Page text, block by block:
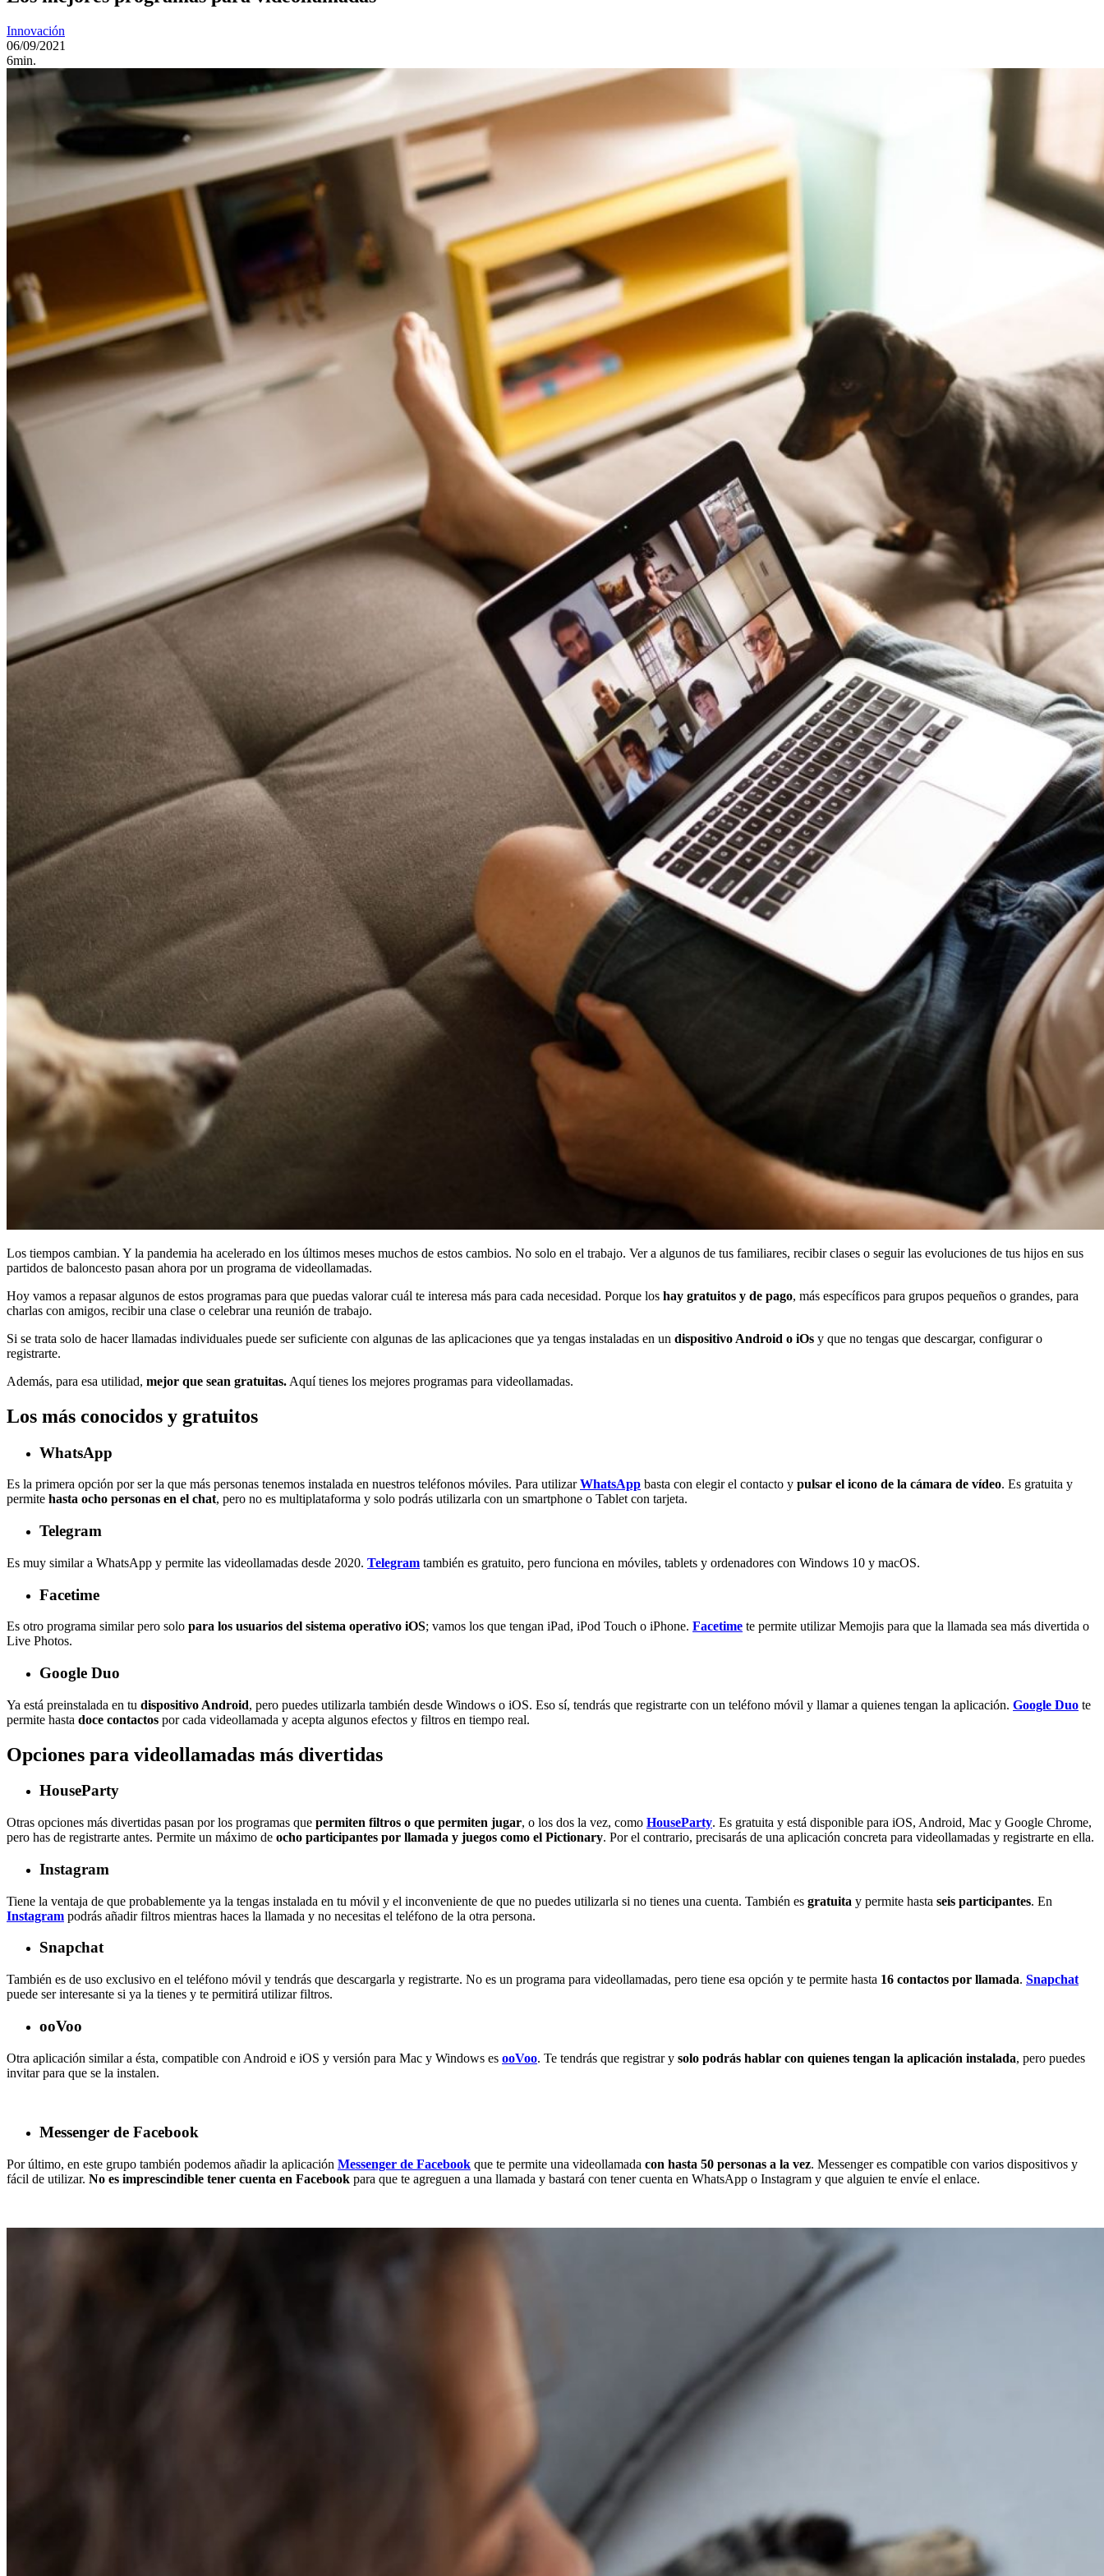
Innovación
06/09/2021
6min.
Los tiempos cambian. Y la pandemia ha acelerado en los últimos meses muchos de estos cambios. No solo en el trabajo. Ver a algunos de tus familiares, recibir clases o seguir las evoluciones de tus hijos en sus
partidos de baloncesto pasan ahora por un programa de videollamadas.
Hoy vamos a repasar algunos de estos programas para que puedas valorar cuál te interesa más para cada necesidad. Porque los hay gratuitos y de pago, más específicos para grupos pequeños o grandes, para
charlas con amigos, recibir una clase o celebrar una reunión de trabajo.
Si se trata solo de hacer llamadas individuales puede ser suficiente con algunas de las aplicaciones que ya tengas instaladas en un dispositivo Android o iOs y que no tengas que descargar, configurar o
registrarte.
Además, para esa utilidad, mejor que sean gratuitas. Aquí tienes los mejores programas para videollamadas.
Los más conocidos y gratuitos
WhatsApp
Es la primera opción por ser la que más personas tenemos instalada en nuestros teléfonos móviles. Para utilizarWhatsApp basta con elegir el contacto y pulsar el icono de la cámara de vídeo. Es gratuita y
permite hasta ocho personas en el chat, pero no es multiplataforma y solo podrás utilizarla con un smartphone o Tablet con tarjeta.
Telegram
Es muy similar a WhatsApp y permite las videollamadas desde 2020. Telegram también es gratuito, pero funciona en móviles, tablets y ordenadores con Windows 10 y macOS.
Facetime
Es otro programa similar pero solo para los usuarios del sistema operativo iOS; vamos los que tengan iPad, iPod Touch o iPhone. Facetime te permite utilizar Memojis para que la llamada sea más divertida o
Live Photos.
Google Duo
Ya está preinstalada en tu dispositivo Android, pero puedes utilizarla también desde Windows o iOS. Eso sí, tendrás que registrarte con un teléfono móvil y llamar a quienes tengan la aplicación. Google Duo te
permite hasta doce contactos por cada videollamada y acepta algunos efectos y filtros en tiempo real.
Opciones para videollamadas más divertidas
HouseParty
Otras opciones más divertidas pasan por los programas que permiten filtros o que permiten jugar, o los dos la vez, como HouseParty. Es gratuita y está disponible para iOS, Android, Mac y Google Chrome,
pero has de registrarte antes. Permite un máximo de ocho participantes por llamada y juegos como el Pictionary. Por el contrario, precisarás de una aplicación concreta para videollamadas y registrarte en ella.
Instagram
Tiene la ventaja de que probablemente ya la tengas instalada en tu móvil y el inconveniente de que no puedes utilizarla si no tienes una cuenta. También es gratuita y permite hasta seis participantes. En
Instagram podrás añadir filtros mientras haces la llamada y no necesitas el teléfono de la otra persona.
Snapchat
También es de uso exclusivo en el teléfono móvil y tendrás que descargarla y registrarte. No es un programa para videollamadas, pero tiene esa opción y te permite hasta 16 contactos por llamada. Snapchat
puede ser interesante si ya la tienes y te permitirá utilizar filtros.
ooVoo
Otra aplicación similar a ésta, compatible con Android e iOS y versión para Mac y Windows es ooVoo. Te tendrás que registrar y solo podrás hablar con quienes tengan la aplicación instalada, pero puedes
invitar para que se la instalen.
Messenger de Facebook
Por último, en este grupo también podemos añadir la aplicación Messenger de Facebook que te permite una videollamada con hasta 50 personas a la vez. Messenger es compatible con varios dispositivos y
fácil de utilizar. No es imprescindible tener cuenta en Facebook para que te agreguen a una llamada y bastará con tener cuenta en WhatsApp o Instagram y que alguien te envíe el enlace.